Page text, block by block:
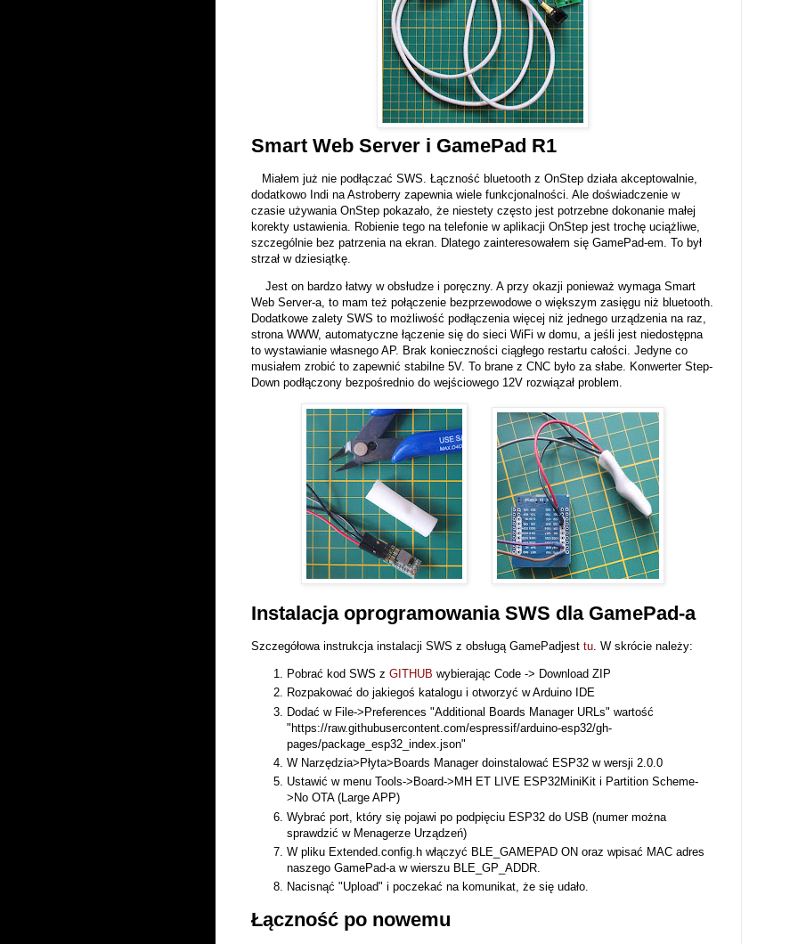
Smart Web Server i GamePad R1
Miałem już nie podłączać SWS. Łączność bluetooth z OnStep działa akceptowalnie,
dodatkowo Indi na Astroberry zapewnia wiele funkcjonalności. Ale doświadczenie w
czasie używania OnStep pokazało, że niestety często jest potrzebne dokonanie małej
korekty ustawienia. Robienie tego na telefonie w aplikacji OnStep jest trochę uciążliwe,
szczególnie bez patrzenia na ekran. Dlatego zainteresowałem się GamePad-em. To był
strzał w dziesiątkę.
Jest on bardzo łatwy w obsłudze i poręczny. A przy okazji ponieważ wymaga Smart
Web Server-a, to mam też połączenie bezprzewodowe o większym zasięgu niż bluetooth.
Dodatkowe zalety SWS to możliwość podłączenia więcej niż jednego urządzenia na raz,
strona WWW, automatyczne łączenie się do sieci WiFi w domu, a jeśli jest niedostępna
to wystawianie własnego AP. Brak konieczności ciągłego restartu całości. Jedyne co
musiałem zrobić to zapewnić stabilne 5V. To brane z CNC było za słabe. Konwerter Step-
Down podłączony bezpośrednio do wejściowego 12V rozwiązał problem.
Instalacja oprogramowania SWS dla GamePad-a
Szczegółowa instrukcja instalacji SWS z obsługą GamePadjest tu . W skrócie należy:
Pobrać kod SWS z GITHUB wybierając Code -> Download ZIP
Rozpakować do jakiegoś katalogu i otworzyć w Arduino IDE
Dodać w File->Preferences "Additional Boards Manager URLs" wartość
"https://raw.githubusercontent.com/espressif/arduino-esp32/gh-
pages/package_esp32_index.json"
W Narzędzia>Płyta>Boards Manager doinstalować ESP32 w wersji 2.0.0
Ustawić w menu Tools->Board->MH ET LIVE ESP32MiniKit i Partition Scheme-
>No OTA (Large APP)
Wybrać port, który się pojawi po podpięciu ESP32 do USB (numer można
sprawdzić w Menagerze Urządzeń)
W pliku Extended.config.h włączyć BLE_GAMEPAD ON oraz wpisać MAC adres
naszego GamePad-a w wierszu BLE_GP_ADDR.
Nacisnąć "Upload" i poczekać na komunikat, że się udało.
Łączność po nowemu